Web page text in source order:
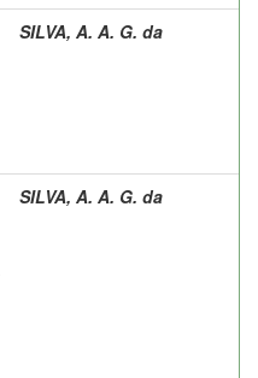
SILVA, A. A. G. da
SILVA, A. A. G. da